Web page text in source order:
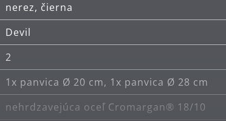
nerez, čierna
Devil
2
1x panvica Ø 20 cm, 1x panvica Ø 28 cm
nehrdzavejúca oceľ Cromargan® 18/10